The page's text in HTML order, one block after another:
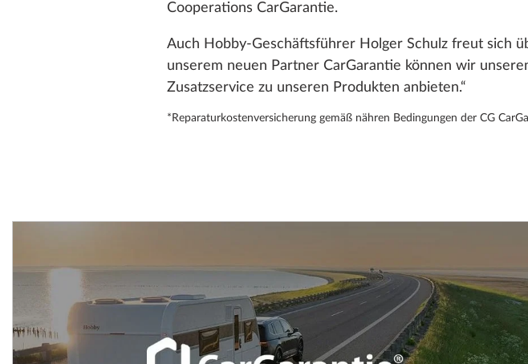
Cooperations CarGarantie.
Auch Hobby-Geschäftsführer Holger Schulz freut sich
unserem neuen Partner CarGarantie können wir
Zusatzservice zu unseren Produkten anbieten.“
*Reparaturkostenversicherung gemäß nähren Bedingungen der CG